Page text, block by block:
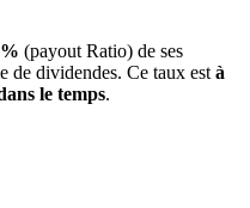
(payout Ratio) de ses
de dividendes. Ce taux est à
le temps.